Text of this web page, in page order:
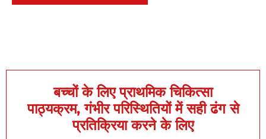
बच्चों के लिए प्राथमिक चिकित्सा
पाठ्यक्रम,गंभीर परिस्थितियों में सही ढंग से
प्रतिक्रिया करने के लिए